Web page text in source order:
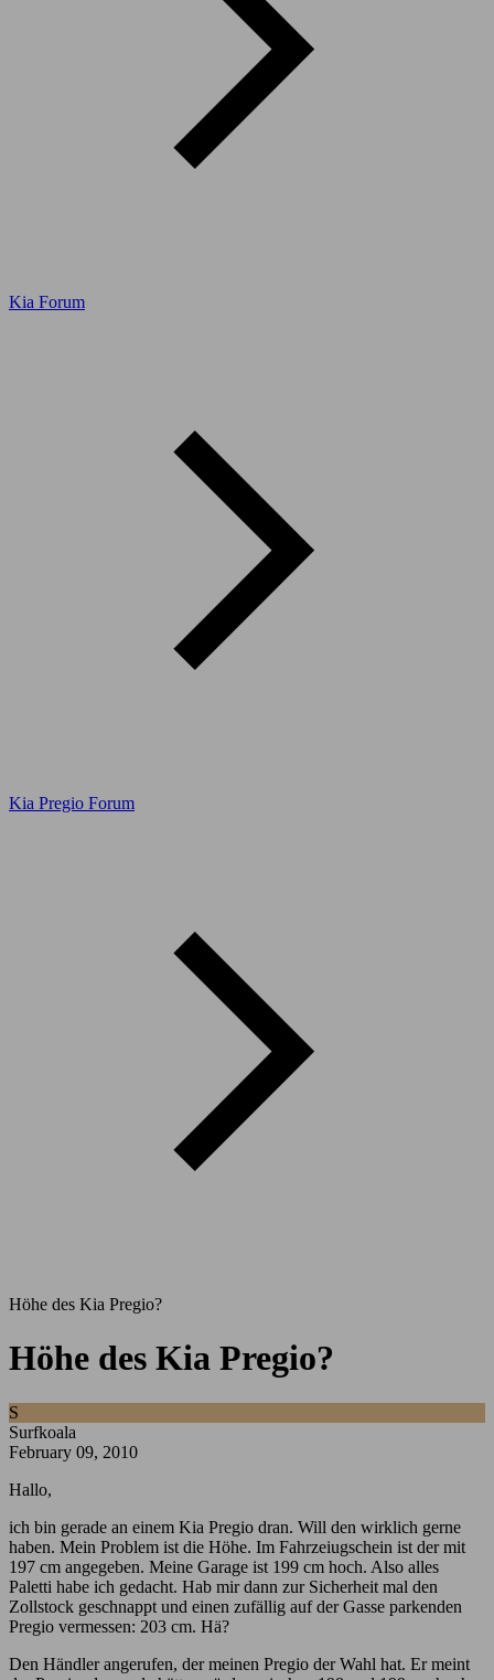
Kia Forum
Kia Pregio Forum
Höhe des Kia Pregio?
Höhe des Kia Pregio?
S
Surfkoala
February 09, 2010
Hallo,
ich bin gerade an einem Kia Pregio dran. Will den wirklich gerne
haben. Mein Problem ist die Höhe. Im Fahrzeiugschein ist der mit
197 cm angegeben. Meine Garage ist 199 cm hoch. Also alles
Paletti habe ich gedacht. Hab mir dann zur Sicherheit mal den
Zollstock geschnappt und einen zufällig auf der Gasse parkenden
Pregio vermessen: 203 cm. Hä?
Den Händler angerufen, der meinen Pregio der Wahl hat. Er meint